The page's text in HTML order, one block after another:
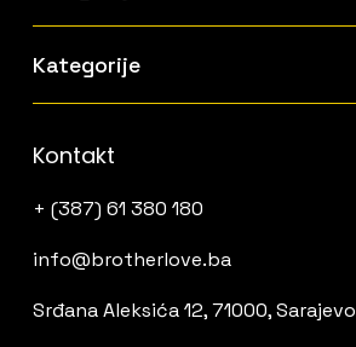
Kategorije
Kontakt
+ (387) 61 380 180
info@brotherlove.ba
Srđana Aleksića 12, 71000, Sarajevo